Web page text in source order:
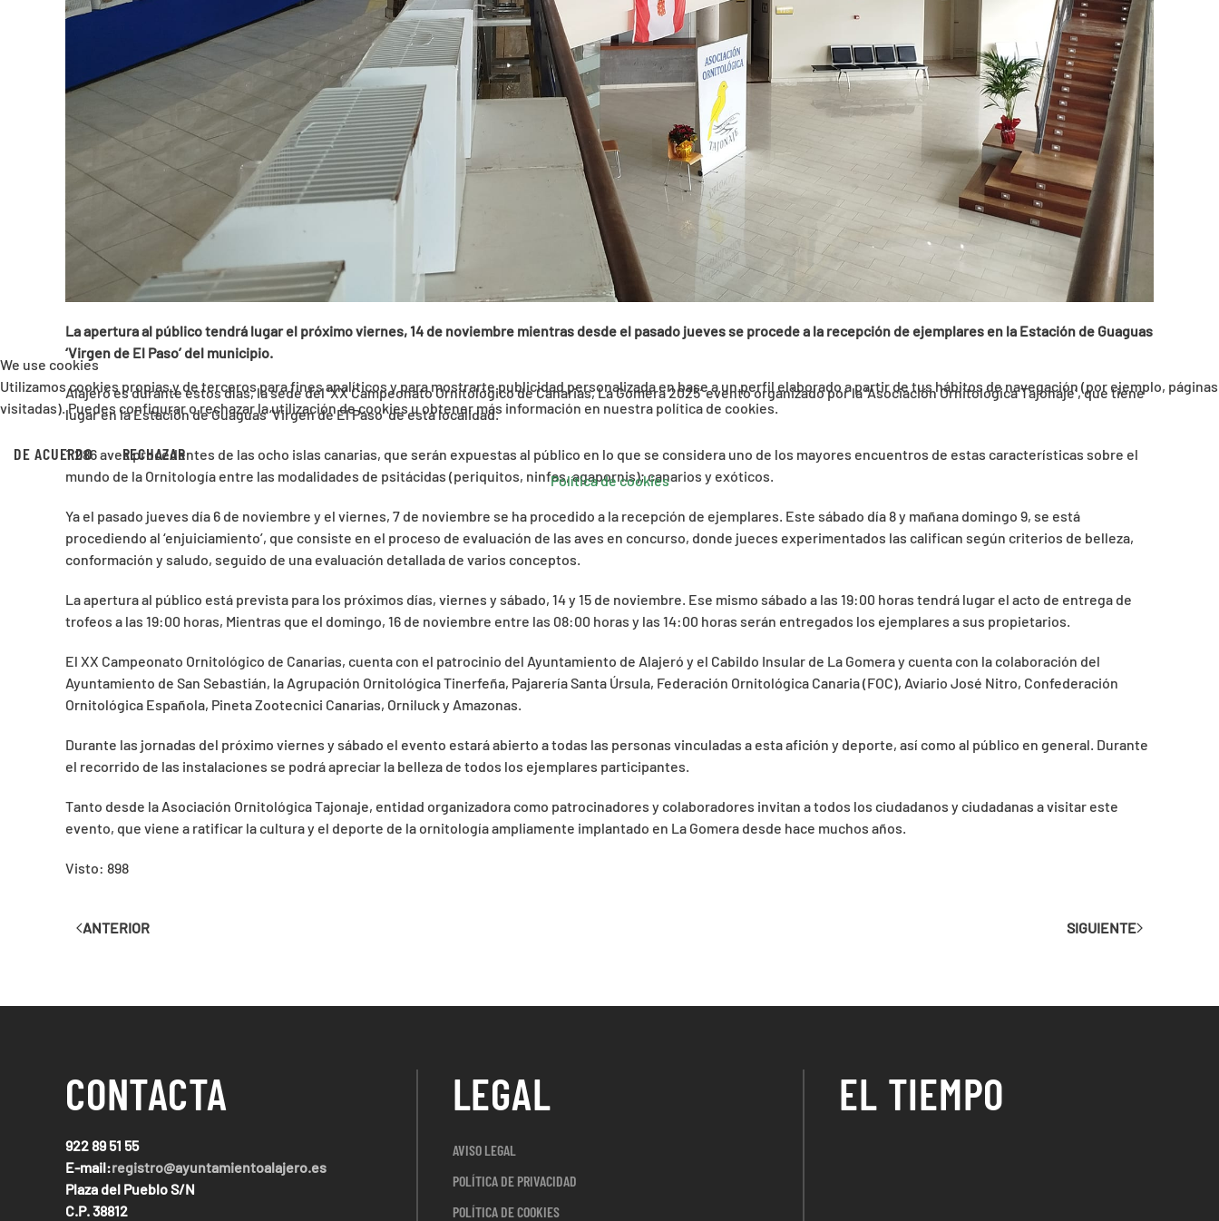
La apertura al público tendrá lugar el próximo viernes, 14 de noviembre mientras desde el pasado jueves se procede a la recepción de ejemplares en la Estación de Guaguas
‘Virgen de El Paso’ del municipio.
Alajeró es durante estos días, la sede del ‘XX Campeonato Ornitológico de Canarias, La Gomera 2025’ evento organizado por la ‘Asociación Ornitológica Tajonaje’, que tiene
lugar en la Estación de Guaguas ‘Virgen de El Paso’ de esta localidad.
1.286 aves procedentes de las ocho islas canarias, que serán expuestas al público en lo que se considera uno de los mayores encuentros de estas características sobre el
mundo de la Ornitología entre las modalidades de psitácidas (periquitos, ninfas, agapornis); canarios y exóticos.
Ya el pasado jueves día 6 de noviembre y el viernes, 7 de noviembre se ha procedido a la recepción de ejemplares. Este sábado día 8 y mañana domingo 9, se está
procediendo al ‘enjuiciamiento’, que consiste en el proceso de evaluación de las aves en concurso, donde jueces experimentados las califican según criterios de belleza,
conformación y saludo, seguido de una evaluación detallada de varios conceptos.
La apertura al público está prevista para los próximos días, viernes y sábado, 14 y 15 de noviembre. Ese mismo sábado a las 19:00 horas tendrá lugar el acto de entrega de
trofeos a las 19:00 horas, Mientras que el domingo, 16 de noviembre entre las 08:00 horas y las 14:00 horas serán entregados los ejemplares a sus propietarios.
El XX Campeonato Ornitológico de Canarias, cuenta con el patrocinio del Ayuntamiento de Alajeró y el Cabildo Insular de La Gomera y cuenta con la colaboración del
Ayuntamiento de San Sebastián, la Agrupación Ornitológica Tinerfeña, Pajarería Santa Úrsula, Federación Ornitológica Canaria (FOC), Aviario José Nitro, Confederación
Ornitológica Española, Pineta Zootecnici Canarias, Orniluck y Amazonas.
Durante las jornadas del próximo viernes y sábado el evento estará abierto a todas las personas vinculadas a esta afición y deporte, así como al público en general. Durante
el recorrido de las instalaciones se podrá apreciar la belleza de todos los ejemplares participantes.
Tanto desde la Asociación Ornitológica Tajonaje, entidad organizadora como patrocinadores y colaboradores invitan a todos los ciudadanos y ciudadanas a visitar este
evento, que viene a ratificar la cultura y el deporte de la ornitología ampliamente implantado en La Gomera desde hace muchos años.
Visto: 898
ANTERIOR SIGUIENTE
CONTACTA
922 89 51 55
E-mail:registro@ayuntamientoalajero.es
Plaza del Pueblo S/N
C.P. 38812
LEGAL
AVISO LEGAL
POLÍTICA DE PRIVACIDAD
POLÍTICA DE COOKIES
EL TIEMPO
We use cookies
Utilizamos cookies propias y de terceros para fines analíticos y para mostrarte publicidad personalizada en base a un perfil elaborado a partir de tus hábitos de navegación (por ejemplo, páginas
visitadas). Puedes configurar o rechazar la utilización de cookies u obtener más información en nuestra política de cookies.
DE ACUERDO RECHAZAR
Política de cookies